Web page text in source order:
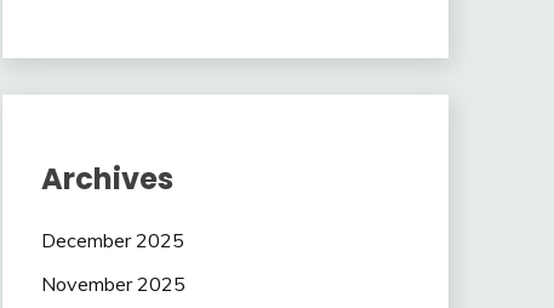
Archives
December 2025
November 2025